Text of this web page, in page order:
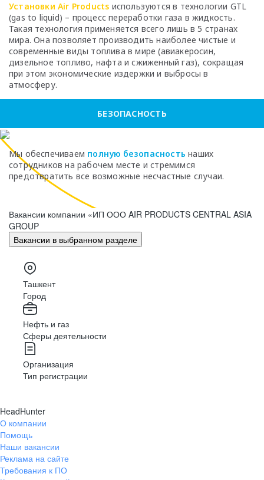
Установки Air Products используются в технологии GTL
(gas to liquid) – процесс переработки газа в жидкость.
Такая технология применяется всего лишь в 5 странах
мира. Она позволяет производить наиболее чистые и
современные виды топлива в мире (авиакеросин,
дизельное топливо, нафта и сжиженный газ), сокращая
при этом экономические издержки и выбросы в
атмосферу.
БЕЗОПАСНОСТЬ
Мы обеспечиваем полную безопасность наших
сотрудников на рабочем месте и стремимся
предотвратить все возможные несчастные случаи.
Вакансии компании «ИП ООО AIR PRODUCTS CENTRAL ASIA
GROUP
Вакансии в выбранном разделе
Ташкент
Город
Нефть и газ
Сферы деятельности
Организация
Тип регистрации
HeadHunter
О компании
Помощь
Наши вакансии
Реклама на сайте
Требования к ПО